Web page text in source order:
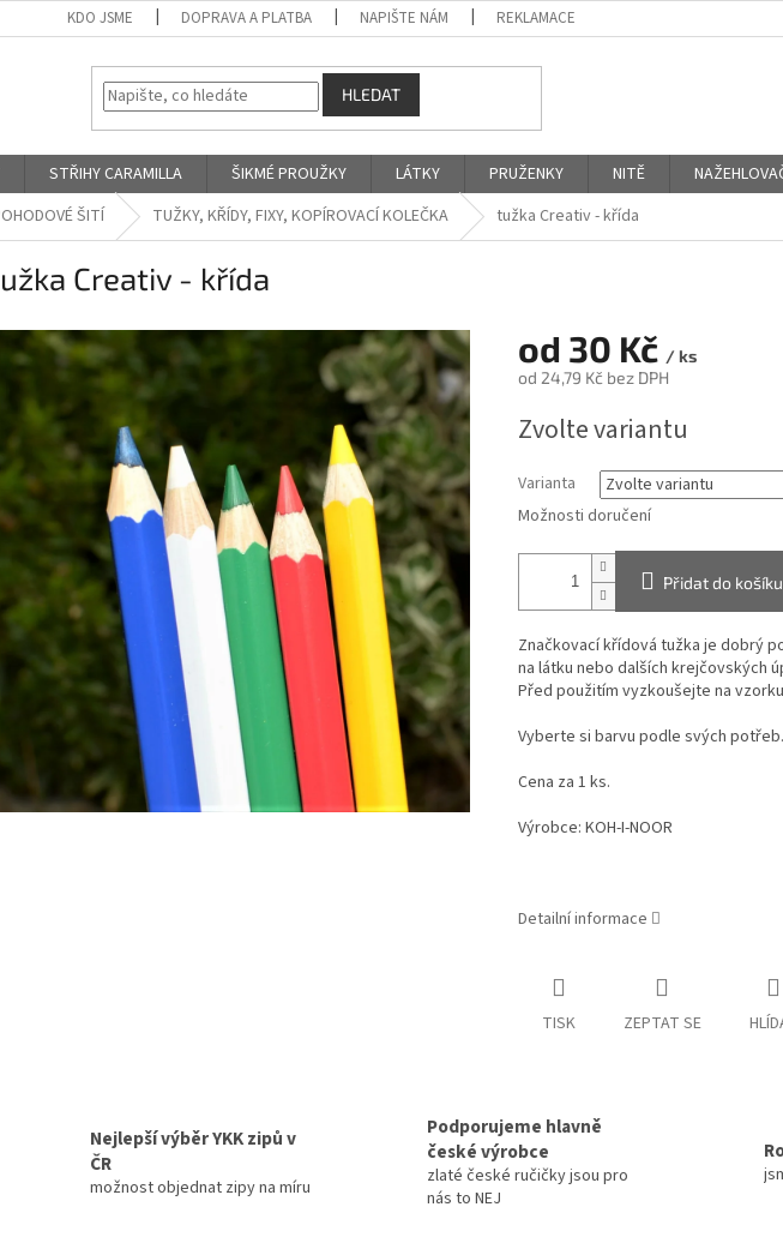
KDO JSME DOPRAVA A PLATBA NAPIŠTE NÁM REKLAMACE
HLEDAT
STŘIHY CARAMILLA ŠIKMÉ PROUŽKY LÁTKY PRUŽENKY NITĚ
ŠITÍ TUŽKY, KŘÍDY, FIXY, KOPÍROVACÍ KOLEČKA tužka Creativ - křída
Creativ - křída
od 30 Kč / ks
od 24,79 Kčbez DPH
cena:
Zvolte variantu
Varianta
Možnosti doručení
Přidat do košíku
Značkovací křídová tužka je dobrý
na látku nebo dalších krejčovských
Před použitím vyzkoušejte na
Vyberte si barvu podle svých potřeb.
Cena za 1 ks.
Výrobce: KOH-I-NOOR
Detailní informace
TISK ZEPTAT SE
Nejlepší výběr YKK zipů v
ČR
možnost objednat zipy na míru
Podporujeme hlavně
české výrobce
zlaté české ručičky jsou pro
nás to NEJ